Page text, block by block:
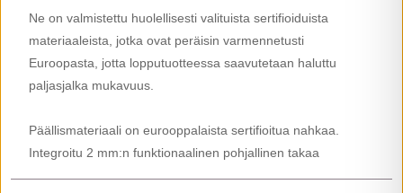
Ne on valmistettu huolellisesti valituista sertifioiduista
materiaaleista, jotka ovat peräisin varmennetusti
Euroopasta, jotta lopputuotteessa saavutetaan haluttu
paljasjalka mukavuus.
Päällismateriaali on eurooppalaista sertifioitua nahkaa.
Integroitu 2 mm:n funktionaalinen pohjallinen takaa